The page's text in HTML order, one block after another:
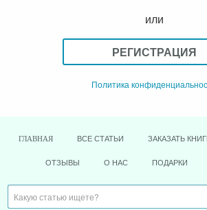
или
РЕГИСТРАЦИЯ
Политика
ГЛАВНАЯ ВСЕ СТАТЬИ ЗАКАЗАТЬ
ОТЗЫВЫ О НАС ПОДАРКИ